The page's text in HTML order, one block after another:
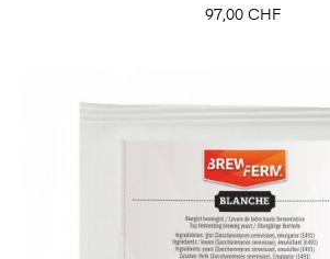
Prix
97,00 CHF